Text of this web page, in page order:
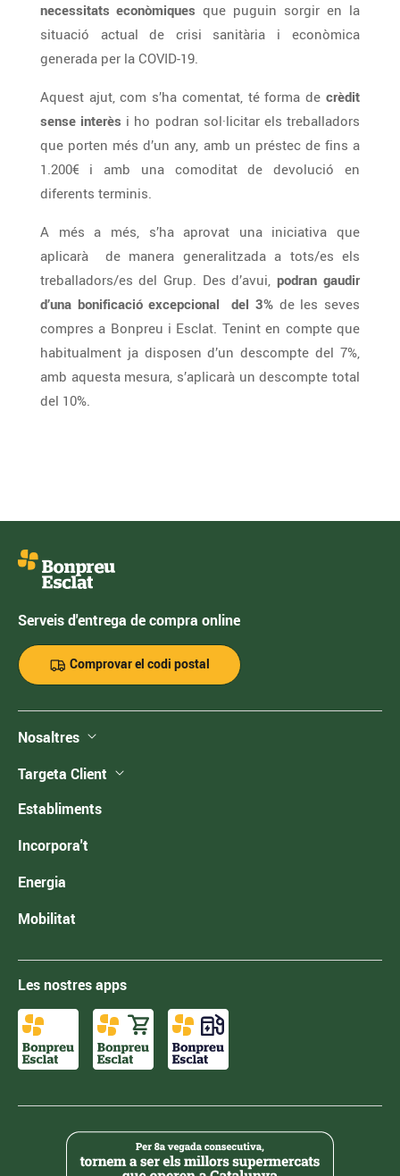
necessitats econòmiques que puguin sorgir en la
situació actual de crisi sanitària i econòmica
generada per la COVID-19.
Aquest ajut, com s’ha comentat, té forma de crèdit
sense interès i ho podran sol·licitar els treballadors
que porten més d’un any, amb un préstec de fins a
1.200€ i amb una comoditat de devolució en
diferents terminis.
A més a més, s’ha aprovat una iniciativa que
aplicarà de manera generalitzada a tots/es els
treballadors/es del Grup. Des d’avui, podran gaudir
d’una bonificació excepcional del 3% de les seves
compres a Bonpreu i Esclat. Tenint en compte que
habitualment ja disposen d’un descompte del 7%,
amb aquesta mesura, s’aplicarà un descompte total
del 10%.
Serveis d'entrega de compra online
Comprovar el codi postal
Nosaltres
Targeta Client
Establiments
Incorpora't
Energia
Mobilitat
Les nostres apps